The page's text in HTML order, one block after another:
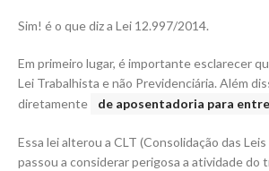
Sim! é o que diz a Lei 12.997/2014.
Em primeiro lugar, é importante esclarecer
Lei Trabalhista e não Previdenciária. Além
diretamente
de aposentadoria para
Essa lei alterou a CLT (Consolidação das
passou a considerar perigosa a atividade do